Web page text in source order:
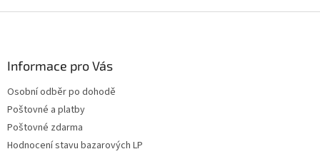
Informace pro Vás
Osobní odběr po dohodě
Poštovné a platby
Poštovné zdarma
Hodnocení stavu bazarových LP